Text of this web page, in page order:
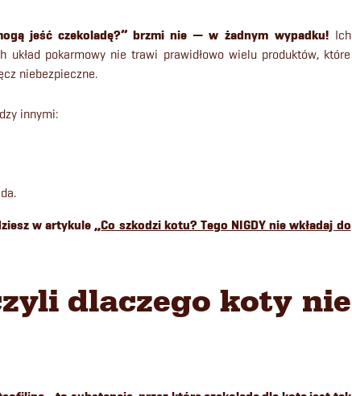
jeść czekoladę?” brzmi nie — w żadnym wypadku! Ich
pokarmowy nie trawi prawidłowo wielu produktów, które
niebezpieczne.
innymi:
w artykule „Co szkodzi kotu? Tego NIGDY nie wkładaj do
dlaczego koty nie